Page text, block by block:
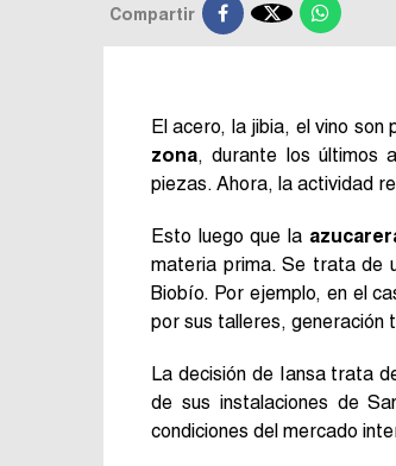
Compartir 
El acero, la jibia, el vino
zona, durante los últimos
piezas. Ahora, la actividad
Esto luego que la
materia prima. Se trata de
Biobío. Por ejemplo, en el
por sus talleres, generación
La decisión de Iansa trata
de sus instalaciones de
condiciones del mercado